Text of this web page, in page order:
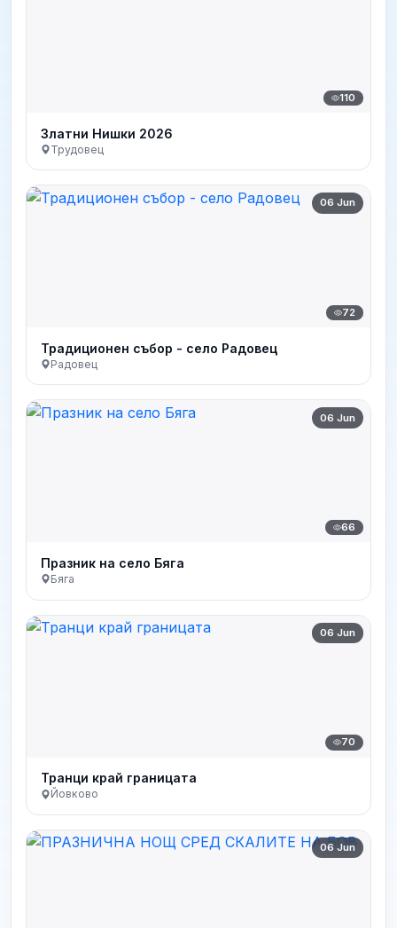
110
Златни Нишки 2026
Трудовец
06 Jun
72
Традиционен събор - село Радовец
Радовец
06 Jun
66
Празник на село Бяга
Бяга
06 Jun
70
Транци край границата
Йовково
06 Jun